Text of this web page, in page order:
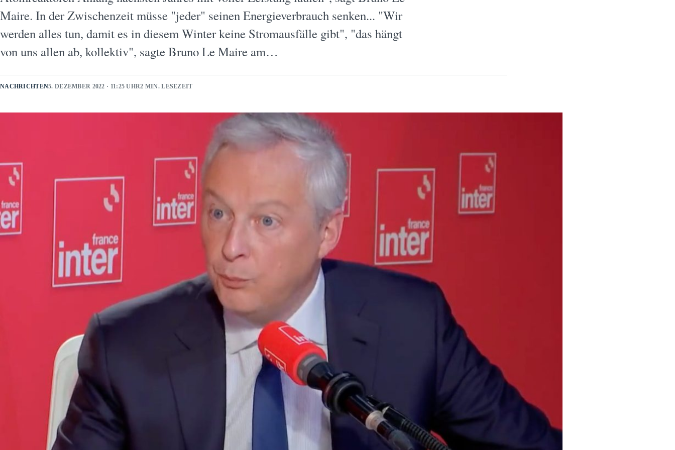
Maire. In der Zwischenzeit müsse "jeder" seinen Energieverbrauch senken... "Wir
werden alles tun, damit es in diesem Winter keine Stromausfälle gibt", "das hängt
von uns allen ab, kollektiv", sagte Bruno Le Maire am…
NACHRICHTEN5. DEZEMBER 2022 · 11:25 UHR2 MIN. LESEZEIT